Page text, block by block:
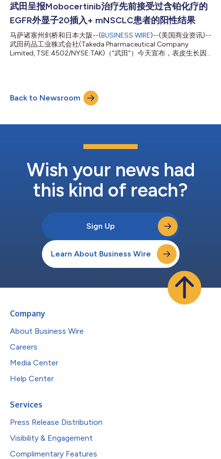
理，同时为治疗方法有限的病人探索新方法。 武田公布的数据涉
及一系列癌症，包括淋巴瘤、白血病、多发性骨髓瘤和非小细胞肺
癌，以及针对利用先天免疫系统的研究性疗法的早期见解。 武田
肿瘤细胞疗法和治疗领域部门负责人Christopher Arendt博士表
示：“我们即将在今年春季的医学大会上公布的数据彰显出我们追
求战胜癌症的目标，以及我们有能力与合作伙伴合作，以进一步提
高研究能力。除了分享与目前已批准疗法相关的数据外，我们还将
武田呈报Mobocertinib治疗先前接受过含铂化疗的
EGFR外显子20插入+ mNSCLC患者的阳性结果
马萨诸塞州剑桥和日本大阪--(BUSINESS WIRE)--(美国商业资讯)--
武田药品工业株式会社(Takeda Pharmaceutical Company
Limited, TSE:4502/NYSE:TAK)（“武田”）今天宣布，表皮生长因
肺癌大会(WCLC)最新研究分会场进行口述呈报。 Dana-Farber癌
症研究所Pasi A. Jänne, M.D., Ph.D.表示：“结果表明，
mobocertinib在先前接受含铂治疗的EGFR外显子20插入+
据具有前景，进一步证明口服mobocertinib有望用于治疗EGFR外
析先前接受含铂治疗的患者时，纳入伴EGFR外显子20插入+
mNSCLC的患者，这些患者先前在1/2...
Back to Newsroom
Wish your news had
this kind of reach?
Sign Up
Learn About Business Wire
Company
About Business Wire
Careers
Media Center
Help Center
Services
Press Release Distribution
Visibility & Engagement
Complimentary Features